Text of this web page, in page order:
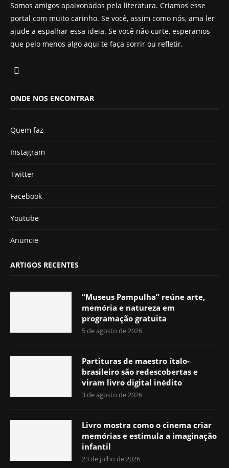
Somos amigos apaixonados pela literatura. Criamos esse
portal com muito carinho. Se você, assim como nós, ama ler
ajude a espalhar essa ideia. Se você não curte, esperamos
que pelo menos algo aqui te faça sorrir ou refletir.
ONDE NOS ENCONTRAR
Quem faz
Instagram
Twitter
Facebook
Youtube
Anuncie
ARTIGOS RECENTES
“Museus Pampulha” reúne arte,
memória e natureza em
programação gratuita
5 de agosto de 2026
Partituras de maestro ítalo-
brasileiro são redescobertas e
viram livro digital inédito
3 de agosto de 2026
Livro mostra como o cinema criar
memórias e estimula a imaginação
infantil
23 de julho de 2026